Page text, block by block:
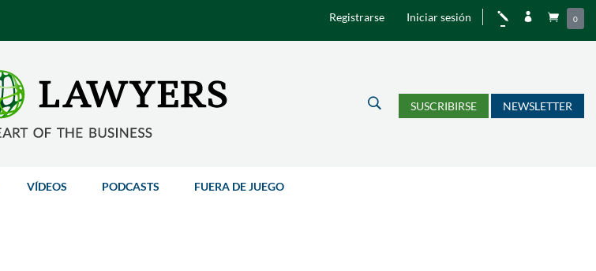
Registrarse Iniciar sesión j   0
U SUSCRIBIRSE NEWSLETTER
VÍDEOS PODCASTS FUERA DE JUEGO